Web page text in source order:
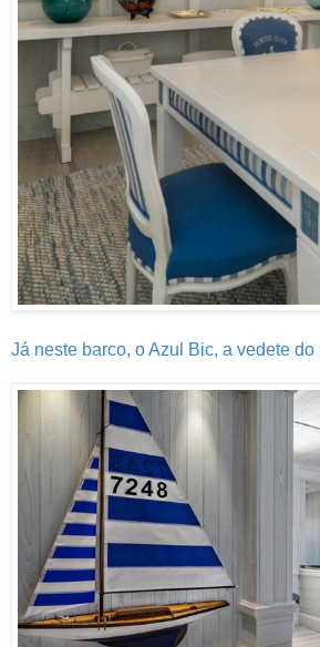
Já neste barco, o Azul Bic, a vedete